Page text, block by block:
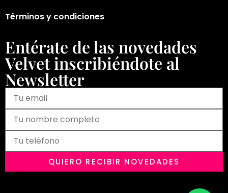
Términos y condiciones
Entérate de las novedades
Velvet inscribiéndote al
Newsletter
QUIERO RECIBIR NOVEDADES